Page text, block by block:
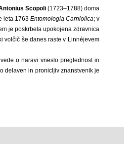
Scopoli(1723–1788) doma
leta 1763Entomologia Carniolica; v
je poskrbela upokojena zdravnica
volčič še danes raste v Linnéjevem
o naravi vneslo preglednost in
delaven in pronicljiv znanstvenik je